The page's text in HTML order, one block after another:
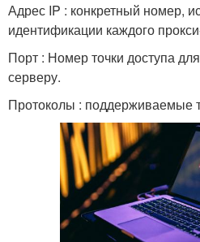
Адрес IP : конкретный номер,
идентификации каждого
Порт : Номер точки доступа
серверу.
Протоколы : поддерживаемые